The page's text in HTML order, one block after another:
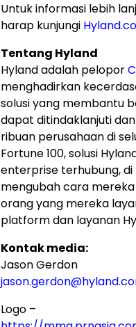
Untuk informasi lebih
harap kunjungi
Tentang Hyland
Hyland adalah pelopor
menghadirkan
solusi yang membantu
dapat ditindaklanjuti
ribuan perusahaan di
Fortune 100, solusi
enterprise terhubung,
mengubah cara
orang yang mereka
platform dan layanan
Kontak media:
Jason Gerdon
Logo –